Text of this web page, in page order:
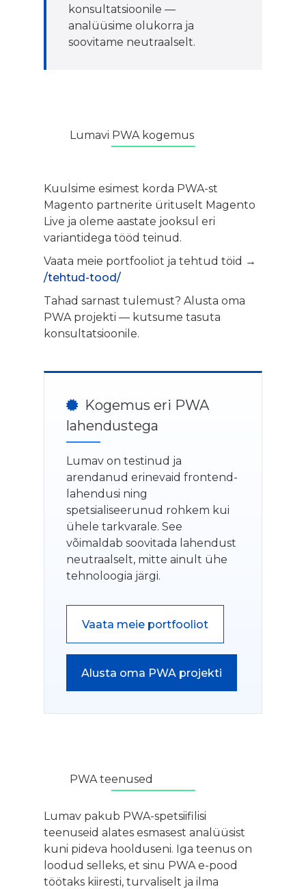
konsultatsioonile —
analüüsime olukorra ja
soovitame neutraalselt.
Lumavi PWA kogemus
Kuulsime esimest korda PWA-st
Magento partnerite ürituselt Magento
Live ja oleme aastate jooksul eri
variantidega tööd teinud.
Vaata meie portfooliot ja tehtud töid →
/tehtud-tood/
Tahad sarnast tulemust? Alusta oma
PWA projekti — kutsume tasuta
konsultatsioonile.
Kogemus eri PWA
lahendustega
Lumav on testinud ja
arendanud erinevaid frontend-
lahendusi ning
spetsialiseerunud rohkem kui
ühele tarkvarale. See
võimaldab soovitada lahendust
neutraalselt, mitte ainult ühe
tehnoloogia järgi.
Vaata meie portfooliot
Alusta oma PWA projekti
PWA teenused
Lumav pakub PWA-spetsiifilisi
teenuseid alates esmasest analüüsist
kuni pideva hoolduseni. Iga teenus on
loodud selleks, et sinu PWA e-pood
töötaks kiiresti, turvaliselt ja ilma